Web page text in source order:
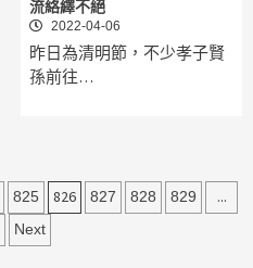
流絡繹不絕
2022-04-06
昨日為清明節，不少孝子賢
孫前往…
825 826 827 828 829 ...
Next